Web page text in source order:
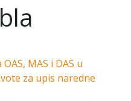
MAS i DAS u
za upis naredne